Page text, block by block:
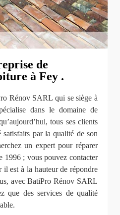
de
à Fey .
Rénov SARL qui se siège à
dans le domaine de
tous ses clients
par la qualité de son
un expert pour réparer
1996 ; vous pouvez contacter
est à la hauteur de répondre
avec BatiPro Rénov SARL
que des services de qualité